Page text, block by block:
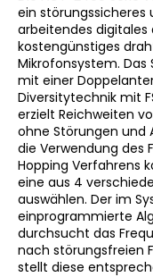
ein störungssicheres
arbeitendes
kostengünstiges
Mikrofonsystem.
mit einer
Diversitytechnik mit
erzielt Reichweiten
ohne Störungen und
die Verwendung des
Hopping Verfahrens
eine aus 4
auswählen. Der im
einprogrammierte
durchsucht das
nach störungsfreien
stellt diese